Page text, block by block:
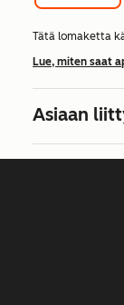
Tätä lomaketta
Lue, miten saat
Asiaan